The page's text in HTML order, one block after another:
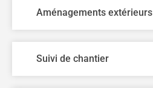
Aménagements extérieurs
Suivi de chantier